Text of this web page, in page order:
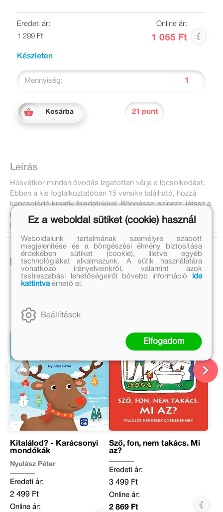
Eredeti ár:
1 299 Ft
Online ár:
1 065 Ft
Készleten
Mennyiség:
Kosárba 21 pont
Leírás
Húsvétkor minden óvodás izgatottan várja a locsolkodást.
Ebben a kis foglalkoztatóban 15 versike található, hozzá
kapcsolódó kreatív feladatokkal. Böngéssz, színezz, játssz a
népi mondókákkal, miközben új szövegeket is
megtanulhatsz.
Ezek is érdekelhetnek!
Kitalálod? - Karácsonyi
mondókák
Nyulász Péter
Eredeti ár:
2 499 Ft
Online ár:
Sző, fon, nem takács. Mi
az?
Eredeti ár:
3 499 Ft
Online ár:
2 869 Ft
Ez a weboldal sütiket (cookie) használ
Weboldalunk tartalmának személyre szabott
megjelenítése és a böngészési élmény biztosítása
érdekében sütiket (cookie), illetve egyéb
technológiákat alkalmazunk. A sütik használatára
vonatkozó irányelveinkről, valamint azok
testreszabási lehetőségeiről bővebb információ
ide
kattintvaérhető el.
Beállítások
Elfogadom